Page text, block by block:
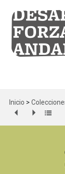
Inicio >